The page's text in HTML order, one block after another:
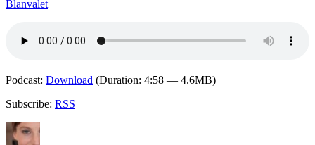
Blanvalet
Podcast: Download (Duration: 4:58 — 4.6MB)
Subscribe: RSS
Autor